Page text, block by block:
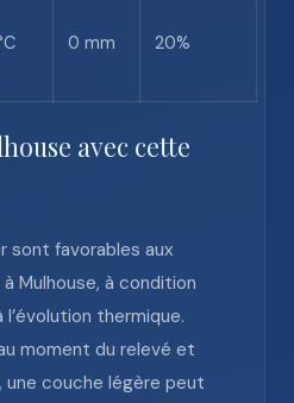
0 mm 20%
avec cette
sont favorables aux
Mulhouse, à condition
thermique.
moment du relevé et
une couche légère peut